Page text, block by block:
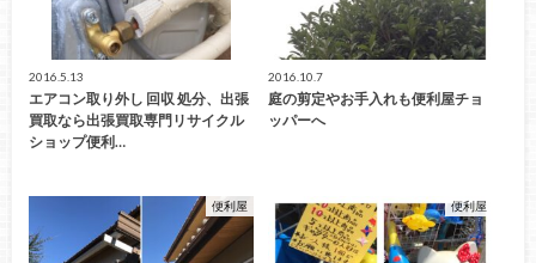
2016.5.13
エアコン取り外し 回収 処分、出張
買取なら出張買取専門リサイクル
ショップ便利…
2016.10.7
庭の剪定やお手入れも便利屋チョ
ッパーへ
便利屋 便利屋